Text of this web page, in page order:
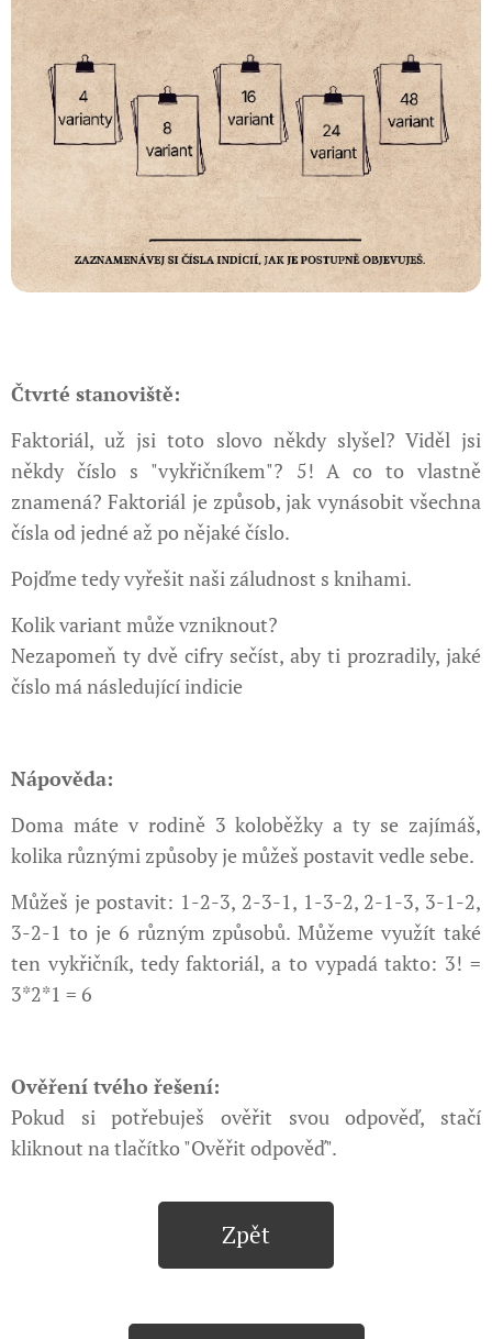
Čtvrté stanoviště:
Faktoriál, už jsi toto slovo někdy slyšel? Viděl jsi
někdy číslo s "vykřičníkem"? 5! A co to vlastně
znamená? Faktoriál je způsob, jak vynásobit všechna
čísla od jedné až po nějaké číslo.
Pojďme tedy vyřešit naši záludnost s knihami.
Kolik variant může vzniknout?
Nezapomeň ty dvě cifry sečíst, aby ti prozradily, jaké
číslo má následující indicie
Nápověda:
Doma máte v rodině 3 koloběžky a ty se zajímáš,
kolika různými způsoby je můžeš postavit vedle sebe.
Můžeš je postavit: 1-2-3, 2-3-1, 1-3-2, 2-1-3, 3-1-2,
3-2-1 to je 6 různým způsobů. Můžeme využít také
ten vykřičník, tedy faktoriál, a to vypadá takto: 3! =
3*2*1 = 6
Ověření tvého řešení:
Pokud si potřebuješ ověřit svou odpověď, stačí
kliknout na tlačítko "Ověřit odpověď".
Zpět